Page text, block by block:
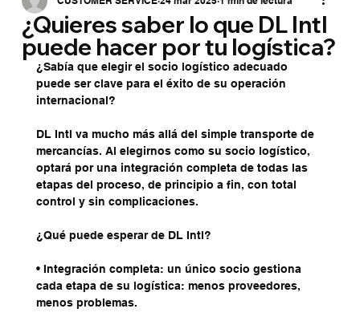
¿Quieres saber lo que DL Intl
puede hacer por tu logística?
¿Sabía que elegir el socio logístico adecuado
puede ser clave para el éxito de su operación
internacional?
DL Intl va mucho más allá del simple transporte de
mercancías. Al elegirnos como su socio logístico,
optará por una integración completa de todas las
etapas del proceso, de principio a fin, con total
control y sin complicaciones.
¿Qué puede esperar de DL Intl?
• Integración completa: un único socio gestiona
cada etapa de su logística: menos proveedores,
menos problemas.